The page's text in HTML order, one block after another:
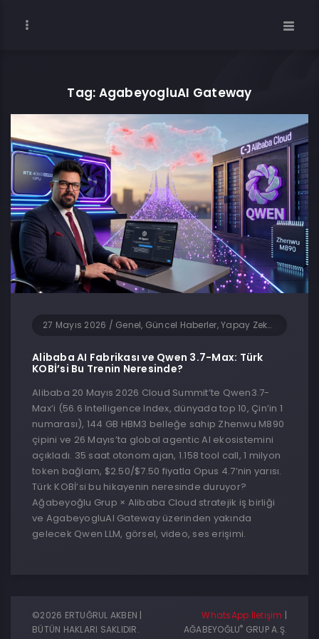
Tag: AgabeyogluAI Gateway
27 Mayıs 2026 / Genel, Güncel Haberler, Yapay Zeka, Yazılım
Alibaba AI Fabrikası ve Qwen 3.7-Max: Türk
KOBİ’si Bu Trenin Neresinde?
Alibaba 20 Mayıs 2026 Cloud Summit’te Qwen3.7-
Max’i (56.6 Intelligence Index, dünyada top 10, Çin’in 1
numarası), 144 GB HBM3 belleğe sahip Zhenwu M890
çipini ve 26 Mayıs’ta global agentic AI ekosistemini
açıkladı. 35 saat otonom ajan, 1.158 tool call, 1 milyon
token bağlam, $2.50/$7.50 fiyatla Opus 4.7’nin yarısı.
Türk KOBİ’si bu hikayenin neresinde duruyor?
Ağabeyoğlu Grup × Alibaba Cloud stratejik iş birliği
ve AgabeyogluAI Gateway üzerinden yakında
gelecek Qwen LLM, görsel, video, ses erişimi.
©2026 ERTUĞRUL AKBEN |
BÜTÜN HAKLARI SAKLIDIR.
WhatsApp İletişim |
AĞABEYOĞLU® GRUP A.Ş.